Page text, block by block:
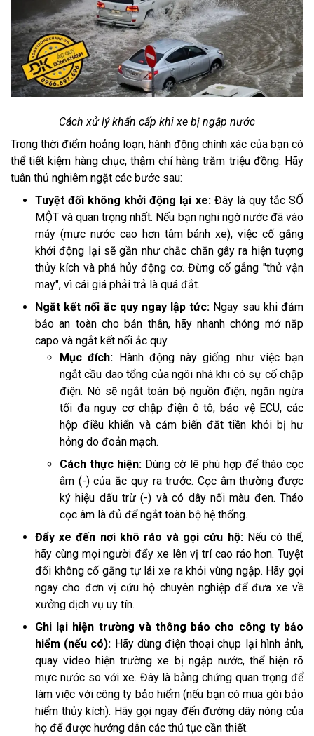
Cách xử lý khẩn cấp khi xe bị ngập nước
Trong thời điểm hoảng loạn, hành động chính xác của bạn có
thể tiết kiệm hàng chục, thậm chí hàng trăm triệu đồng. Hãy
tuân thủ nghiêm ngặt các bước sau:
Tuyệt đối không khởi động lại xe:Đây là quy tắc SỐ
MỘT và quan trọng nhất. Nếu bạn nghi ngờ nước đã vào
máy (mực nước cao hơn tâm bánh xe), việc cố gắng
khởi động lại sẽ gần như chắc chắn gây ra hiện tượng
thủy kích và phá hủy động cơ. Đừng cố gắng "thử vận
may", vì cái giá phải trả là quá đắt.
Ngắt kết nối ắc quy ngay lập tức: Ngay sau khi đảm
bảo an toàn cho bản thân, hãy nhanh chóng mở nắp
capo và ngắt kết nối ắc quy.
Mục đích: Hành động này giống như việc bạn
ngắt cầu dao tổng của ngôi nhà khi có sự cố chập
điện. Nó sẽ ngắt toàn bộ nguồn điện, ngăn ngừa
tối đa nguy cơ chập điện ô tô, bảo vệ ECU, các
hộp điều khiển và cảm biến đắt tiền khỏi bị hư
hỏng do đoản mạch.
Cách thực hiện: Dùng cờ lê phù hợp để tháo cọc
âm (-) của ắc quy ra trước. Cọc âm thường được
ký hiệu dấu trừ (-) và có dây nối màu đen. Tháo
cọc âm là đủ để ngắt toàn bộ hệ thống.
Đẩy xe đến nơi khô ráo và gọi cứu hộ: Nếu có thể,
hãy cùng mọi người đẩy xe lên vị trí cao ráo hơn. Tuyệt
đối không cố gắng tự lái xe ra khỏi vùng ngập. Hãy gọi
ngay cho đơn vị cứu hộ chuyên nghiệp để đưa xe về
xưởng dịch vụ uy tín.
Ghi lại hiện trường và thông báo cho công ty bảo
hiểm (nếu có): Hãy dùng điện thoại chụp lại hình ảnh,
quay video hiện trường xe bị ngập nước, thể hiện rõ
mực nước so với xe. Đây là bằng chứng quan trọng để
làm việc với công ty bảo hiểm (nếu bạn có mua gói bảo
hiểm thủy kích). Hãy gọi ngay đến đường dây nóng của
họ để được hướng dẫn các thủ tục cần thiết.